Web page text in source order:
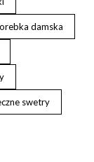
damska
swetry